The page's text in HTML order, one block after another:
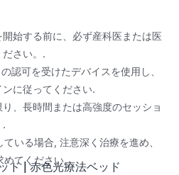
始する前に、必ず産科医または医
さい。.
認可を受けたデバイスを使用し、
に従ってください.
、長時間または高強度のセッショ
.
いる場合, 注意深く治療を進め、
めてください.
ド|赤色光療法ベッド